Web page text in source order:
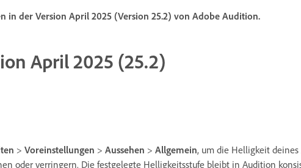
in der Version April 2025 (Version 25.2) von Adobe Audition.
April 2025 (25.2)
> Voreinstellungen > Aussehen > Allgemein, um die Helligkeit
oder verringern. Die festgelegte Helligkeitsstufe bleibt in Audition